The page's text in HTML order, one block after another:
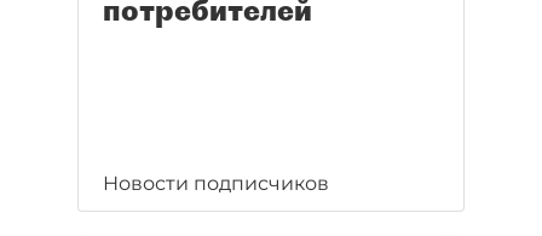
потребителей
Новости подписчиков